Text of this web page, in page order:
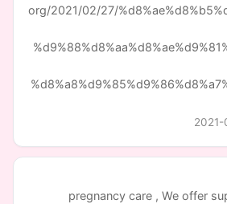
org/2021/02/27/
pregnancy care , We offer